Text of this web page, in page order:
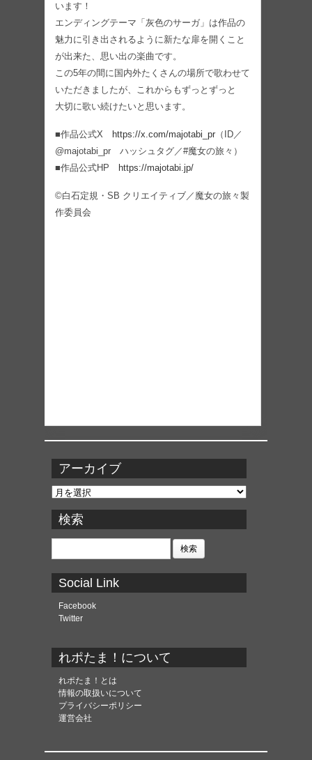
います！
エンディングテーマ「灰色のサーガ」は作品の
魅力に引き出されるように新たな扉を開くこと
が出来た、思い出の楽曲です。
この5年の間に国内外たくさんの場所で歌わせて
いただきましたが、これからもずっとずっと
大切に歌い続けたいと思います。
■作品公式X https://x.com/majotabi_pr （ID／
@majotabi_pr ハッシュタグ／#魔女の旅々）
■作品公式HP
https://majotabi.jp/
©白石定規・SB クリエイティブ／魔女の旅々製
作委員会
アーカイブ
ア
カ
イ
ブ
検索
検
Social Link
Facebook
Twitter
れポたま！について
れポたま！とは
情報の取扱いについて
プライバシーポリシー
運営会社